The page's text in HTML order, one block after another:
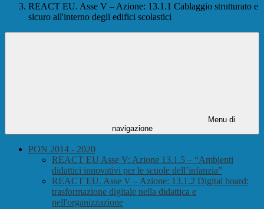
REACT EU. Asse V – Azione: 13.1.1 Cablaggio strutturato e
sicuro all'interno degli edifici scolastici
Menu di
navigazione
PON 2014 - 2020
REACT EU Asse V: Azione 13.1.5 – “Ambienti
didattici innovativi per le scuole dell’infanzia”
REACT EU. Asse V – Azione: 13.1.2 Digital board:
trasformazione digitale nella didattica e
nell'organizzazione